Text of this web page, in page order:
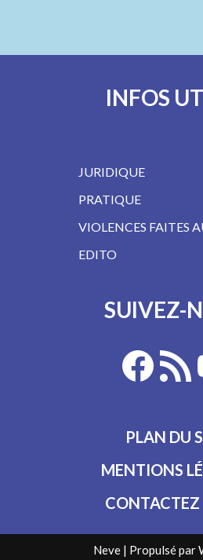
INFOS
JURIDIQUE
PRATIQUE
VIOLENCES FAITES
EDITO
SUIVEZ-
PLAN DU
MENTIONS
CONTACTEZ
Neve | Propulsé par